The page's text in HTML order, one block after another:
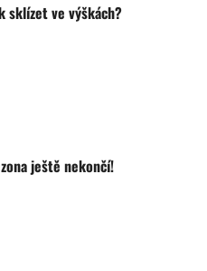
sklízet ve výškách?
ještě nekončí!